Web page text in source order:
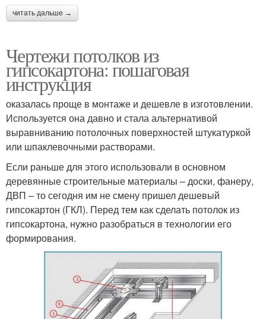
читать дальше →
Чертежи потолков из
гипсокартона: пошаговая
инструкция
оказалась проще в монтаже и дешевле в изготовлении.
Используется она давно и стала альтернативой
выравниванию потолочных поверхностей штукатуркой
или шпаклевочными растворами.
Если раньше для этого использовали в основном
деревянные строительные материалы – доски, фанеру,
ДВП – то сегодня им не смену пришел дешевый
гипсокартон (ГКЛ). Перед тем как сделать потолок из
гипсокартона, нужно разобраться в технологии его
формирования.